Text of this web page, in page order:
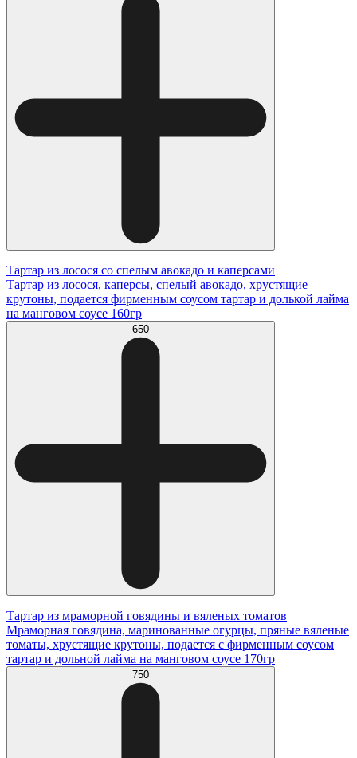
Тартар из лосося со спелым авокадо и каперсами
Тартар из лосося, каперсы, спелый авокадо, хрустящие
крутоны, подается фирменным соусом тартар и долькой лайма
на манговом соусе 160гр
650
Тартар из мраморной говядины и вяленых томатов
Мраморная говядина, маринованные огурцы, пряные вяленые
томаты, хрустящие крутоны, подается с фирменным соусом
тартар и дольной лайма на манговом соусе 170гр
750